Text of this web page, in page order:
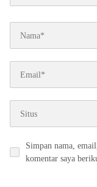
Simpan nama,
komentar saya